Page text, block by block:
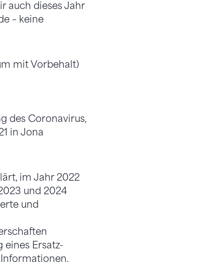
auch dieses Jahr
– keine
mit Vorbehalt)
des Coronavirus,
in Jona
im Jahr 2022
und 2024
und
eines Ersatz-